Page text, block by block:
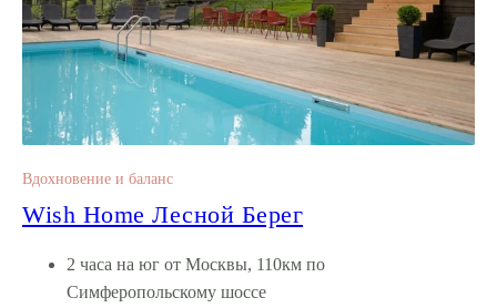
Вдохновение и баланс
Wish Home Лесной Берег
2 часа на юг от Москвы, 110км по
Симферопольскому шоссе